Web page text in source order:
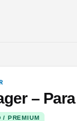
–
/ PREMIUM